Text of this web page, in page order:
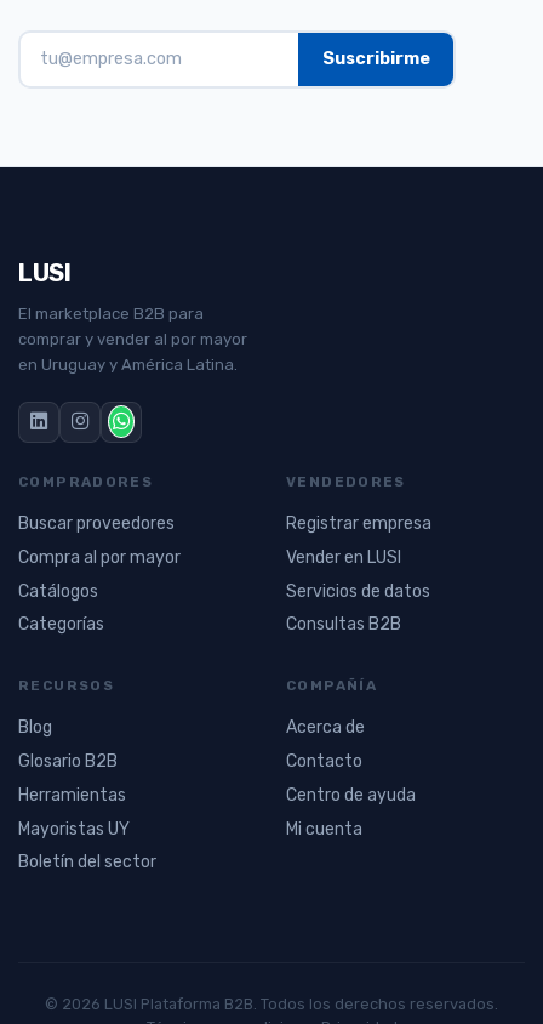
LUSI
El marketplace B2B para
comprar y vender al por mayor
en Uruguay y América Latina.
COMPRADORES
Buscar proveedores
Compra al por mayor
Catálogos
Categorías
VENDEDORES
Registrar empresa
Vender en LUSI
Servicios de datos
Consultas B2B
RECURSOS
Blog
Glosario B2B
Herramientas
Mayoristas UY
Boletín del sector
COMPAÑÍA
Acerca de
Contacto
Centro de ayuda
Mi cuenta
© 2026 LUSI Plataforma B2B. Todos los derechos reservados.